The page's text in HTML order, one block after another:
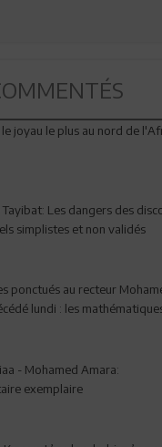
le joyau le plus au nord de
Les dangers des
simplistes et non validés
ponctués au recteur
lundi : les
- Mohamed Amara:
exemplaire